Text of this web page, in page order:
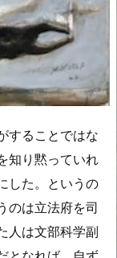
することではな
知り黙っていれ
した。というの
のは立法府を司
人は文部科学副